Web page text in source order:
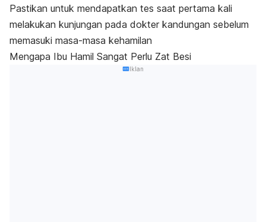
Pastikan untuk mendapatkan tes saat pertama kali
melakukan kunjungan pada dokter kandungan sebelum
memasuki masa-masa kehamilan
Mengapa Ibu Hamil Sangat Perlu Zat Besi
Iklan